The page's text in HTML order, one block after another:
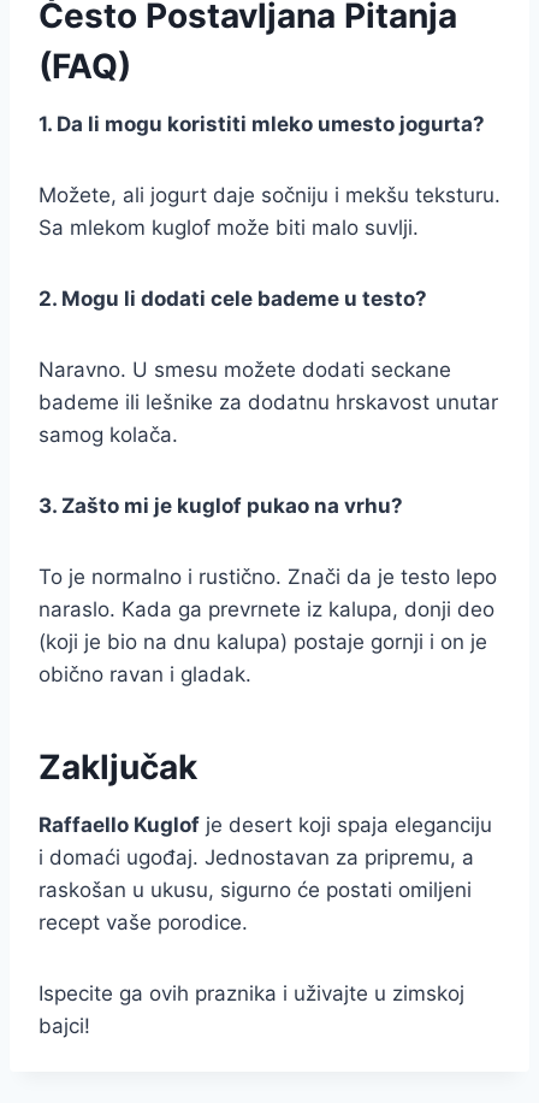
Često Postavljana Pitanja
(FAQ)
1. Da li mogu koristiti mleko umesto jogurta?
Možete, ali jogurt daje sočniju i mekšu teksturu.
Sa mlekom kuglof može biti malo suvlji.
2. Mogu li dodati cele bademe u testo?
Naravno. U smesu možete dodati seckane
bademe ili lešnike za dodatnu hrskavost unutar
samog kolača.
3. Zašto mi je kuglof pukao na vrhu?
To je normalno i rustično. Znači da je testo lepo
naraslo. Kada ga prevrnete iz kalupa, donji deo
(koji je bio na dnu kalupa) postaje gornji i on je
obično ravan i gladak.
Zaključak
Raffaello Kuglof je desert koji spaja eleganciju
i domaći ugođaj. Jednostavan za pripremu, a
raskošan u ukusu, sigurno će postati omiljeni
recept vaše porodice.
Ispecite ga ovih praznika i uživajte u zimskoj
bajci!